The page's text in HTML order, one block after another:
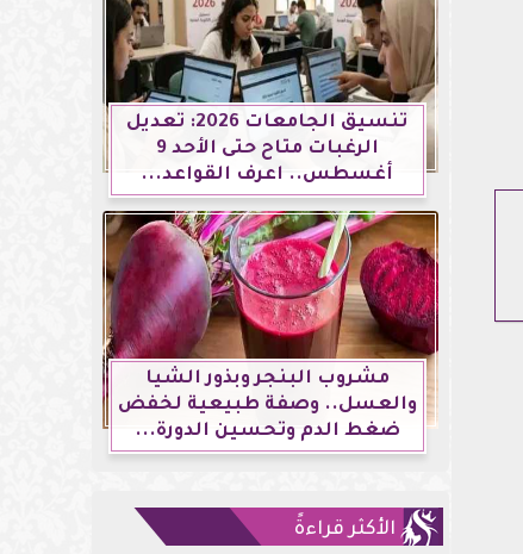
تنسيق الجامعات 2026: تعديل
الرغبات متاح حتى الأحد 9
أغسطس.. اعرف القواعد...
مشروب البنجر وبذور الشيا
والعسل.. وصفة طبيعية لخفض
ضغط الدم وتحسين الدورة...
الأكثر قراءةً